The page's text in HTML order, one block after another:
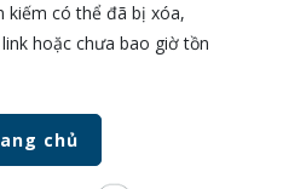
kiếm có thể đã bị xóa,
hoặc chưa bao giờ tồn
chủ